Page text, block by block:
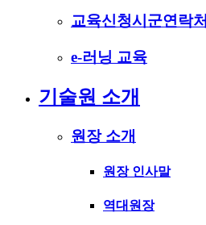
교육신청시군연락처
e-러닝 교육
기술원 소개
원장 소개
원장 인사말
역대원장